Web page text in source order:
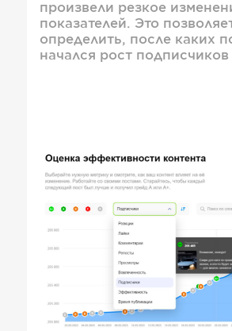
произвели резкое
показателей. Это
определить, после каких
начался рост подписчиков